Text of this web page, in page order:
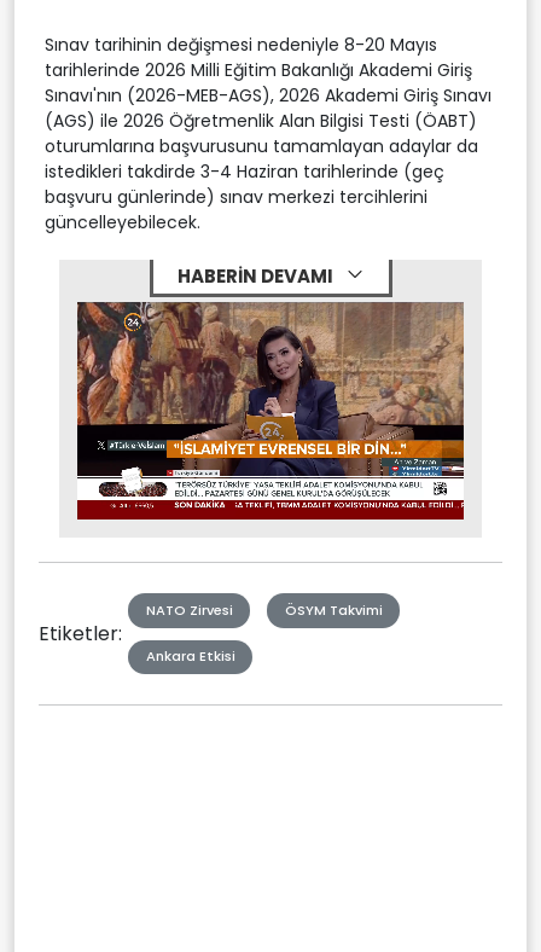
Sınav tarihinin değişmesi nedeniyle 8-20 Mayıs
tarihlerinde 2026 Milli Eğitim Bakanlığı Akademi Giriş
Sınavı'nın (2026-MEB-AGS), 2026 Akademi Giriş Sınavı
(AGS) ile 2026 Öğretmenlik Alan Bilgisi Testi (ÖABT)
oturumlarına başvurusunu tamamlayan adaylar da
istedikleri takdirde 3-4 Haziran tarihlerinde (geç
başvuru günlerinde) sınav merkezi tercihlerini
güncelleyebilecek.
HABERİN DEVAMI
Mute Stream
Etiketler:
NATO Zirvesi ÖSYM Takvimi
Ankara Etkisi